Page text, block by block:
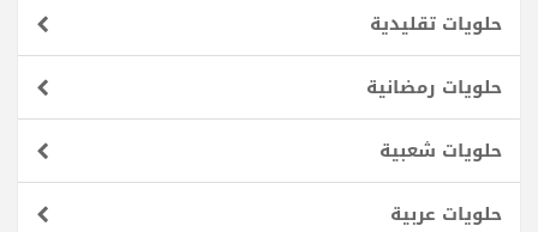
حلويات تقليدية
حلويات رمضانية
حلويات شعبية
حلويات عربية